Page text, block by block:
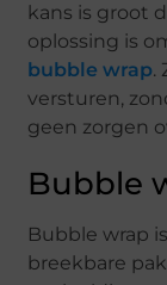
kans is groot
oplossing is
bubble wrap.
versturen,
geen zorgen
Bubble
Bubble wrap
breekbare